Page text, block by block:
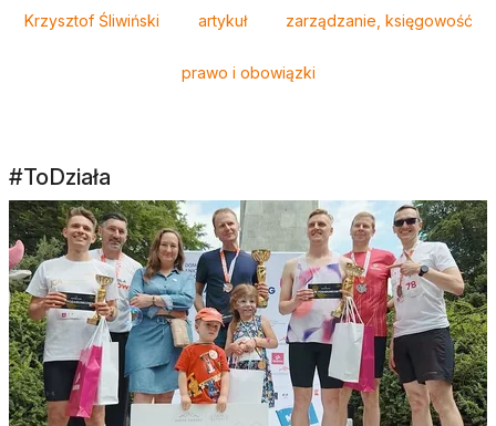
Krzysztof Śliwiński artykuł zarządzanie, księgowość
prawo i obowiązki
#ToDziała